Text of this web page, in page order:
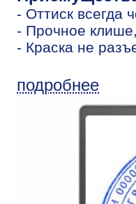
- Оттиск всегда
- Прочное
- Краска не
подробнее